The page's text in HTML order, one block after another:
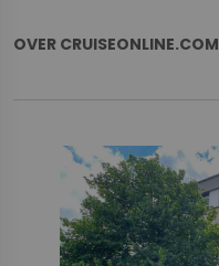
OVER CRUISEONLINE.COM